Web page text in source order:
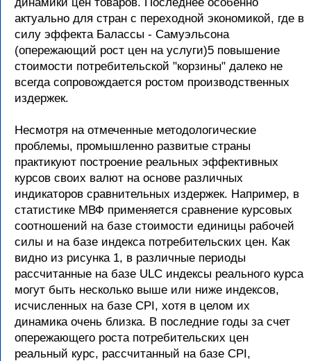
актуально для стран с переходной экономикой, где в
силу эффекта Балассы - Самуэльсона
(опережающий рост цен на услуги)5 повышение
стоимости потребительской "корзины" далеко не
всегда сопровождается ростом производственных
издержек.
Несмотря на отмеченные методологические
проблемы, промышленно развитые страны
практикуют построение реальных эффективных
курсов своих валют на основе различных
индикаторов сравнительных издержек. Например, в
статистике МВФ применяется сравнение курсовых
соотношений на базе стоимости единицы рабочей
силы и на базе индекса потребительских цен. Как
видно из рисунка 1, в различные периоды
рассчитанные на базе ULC индексы реального курса
могут быть несколько выше или ниже индексов,
исчисленных на базе CPI, хотя в целом их
динамика очень близка. В последние годы за счет
опережающего роста потребительских цен
реальный курс, рассчитанный на базе CPI,